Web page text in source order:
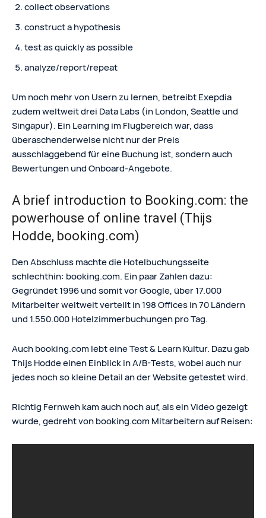
collect observations
construct a hypothesis
test as quickly as possible
analyze/report/repeat
Um noch mehr von Usern zu lernen, betreibt Exepdia
zudem weltweit drei Data Labs (in London, Seattle und
Singapur). Ein Learning im Flugbereich war, dass
überaschenderweise nicht nur der Preis
ausschlaggebend für eine Buchung ist, sondern auch
Bewertungen und Onboard-Angebote.
A brief introduction to Booking.com: the
powerhouse of online travel (Thijs
Hodde, booking.com)
Den Abschluss machte die Hotelbuchungsseite
schlechthin: booking.com. Ein paar Zahlen dazu:
Gegründet 1996 und somit vor Google, über 17.000
Mitarbeiter weltweit verteilt in 198 Offices in 70 Ländern
und 1.550.000 Hotelzimmerbuchungen pro Tag.
Auch booking.com lebt eine Test & Learn Kultur. Dazu gab
Thijs Hodde einen Einblick in A/B-Tests, wobei auch nur
jedes noch so kleine Detail an der Website getestet wird.
Richtig Fernweh kam auch noch auf, als ein Video gezeigt
wurde, gedreht von booking.com Mitarbeitern auf Reisen: